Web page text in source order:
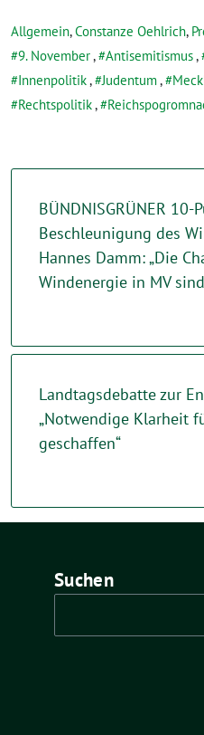
Allgemein,Constanze Oehlrich,
9. November, Antisemitismus,
Innenpolitik, Judentum,
Rechtspolitik,
BÜNDNISGRÜNER 10-
Beschleunigung des
Hannes Damm: „Die
Windenergie in MV
Landtagsdebatte zur
„Notwendige Klarheit
geschaffen“
Suchen